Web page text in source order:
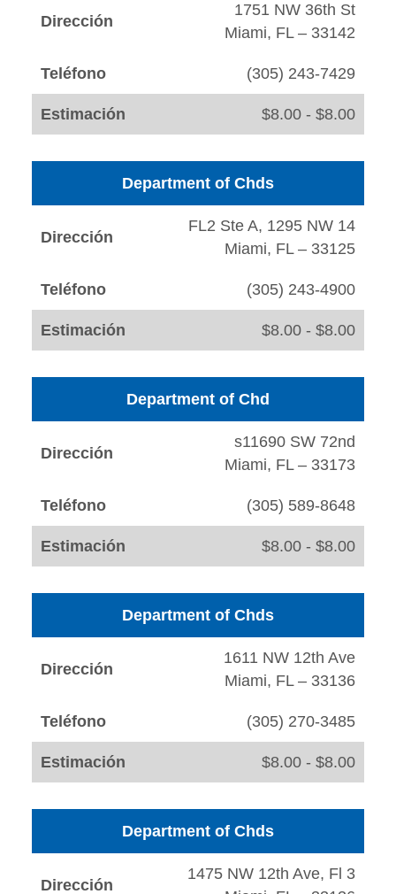
Dirección
1751 NW 36th St
Miami, FL – 33142
Teléfono (305) 243-7429
Estimación $8.00 - $8.00
Department of Chds
Dirección
FL2 Ste A, 1295 NW 14
Miami, FL – 33125
Teléfono (305) 243-4900
Estimación $8.00 - $8.00
Department of Chd
Dirección
s11690 SW 72nd
Miami, FL – 33173
Teléfono (305) 589-8648
Estimación $8.00 - $8.00
Department of Chds
Dirección
1611 NW 12th Ave
Miami, FL – 33136
Teléfono (305) 270-3485
Estimación $8.00 - $8.00
Department of Chds
Dirección
1475 NW 12th Ave, Fl 3